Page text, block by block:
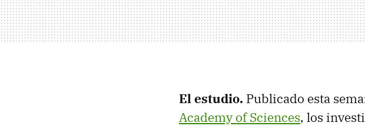
El estudio. Publicado esta
Academy of Sciences, los